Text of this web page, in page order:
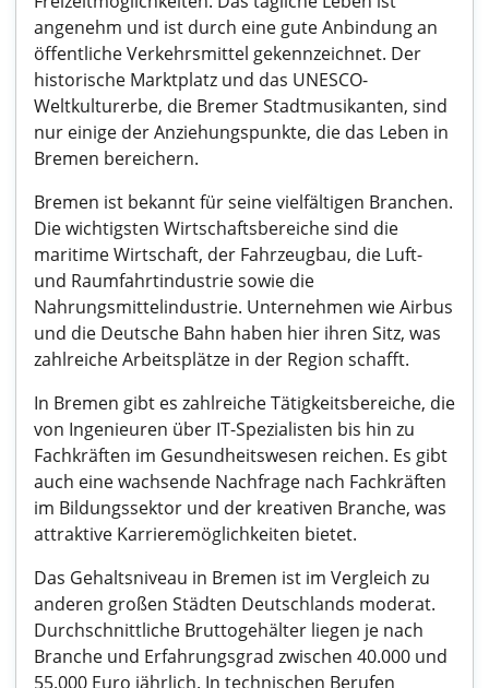
angenehm und ist durch eine gute Anbindung an
öffentliche Verkehrsmittel gekennzeichnet. Der
historische Marktplatz und das UNESCO-
Weltkulturerbe, die Bremer Stadtmusikanten, sind
nur einige der Anziehungspunkte, die das Leben in
Bremen bereichern.
Bremen ist bekannt für seine vielfältigen Branchen.
Die wichtigsten Wirtschaftsbereiche sind die
maritime Wirtschaft, der Fahrzeugbau, die Luft-
und Raumfahrtindustrie sowie die
Nahrungsmittelindustrie. Unternehmen wie Airbus
und die Deutsche Bahn haben hier ihren Sitz, was
zahlreiche Arbeitsplätze in der Region schafft.
In Bremen gibt es zahlreiche Tätigkeitsbereiche, die
von Ingenieuren über IT-Spezialisten bis hin zu
Fachkräften im Gesundheitswesen reichen. Es gibt
auch eine wachsende Nachfrage nach Fachkräften
im Bildungssektor und der kreativen Branche, was
attraktive Karrieremöglichkeiten bietet.
Das Gehaltsniveau in Bremen ist im Vergleich zu
anderen großen Städten Deutschlands moderat.
Durchschnittliche Bruttogehälter liegen je nach
Branche und Erfahrungsgrad zwischen 40.000 und
55.000 Euro jährlich. In technischen Berufen